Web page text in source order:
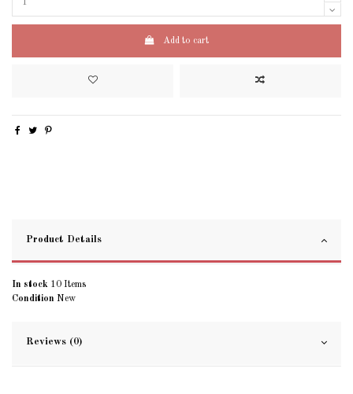
Add to cart
Product Details
In stock 10 Items
Condition New
Reviews (0)